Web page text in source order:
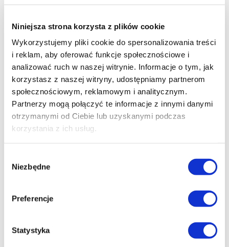
Niniejsza strona korzysta z plików cookie
Wykorzystujemy pliki cookie do spersonalizowania treści
i reklam, aby oferować funkcje społecznościowe i
analizować ruch w naszej witrynie. Informacje o tym, jak
korzystasz z naszej witryny, udostępniamy partnerom
społecznościowym, reklamowym i analitycznym.
Partnerzy mogą połączyć te informacje z innymi danymi
otrzymanymi od Ciebie lub uzyskanymi podczas
korzystania z ich usług.
zgody
Niezbędne
Preferencje
Statystyka
dzieci poznają tajniki pracy architekta i wzniosą
własne konstrukcje.
Więcej
Warsztaty: Akademia Małego
Lekarza – „Witaj w szpitalu–
Warsztaty specjalne
lekarze